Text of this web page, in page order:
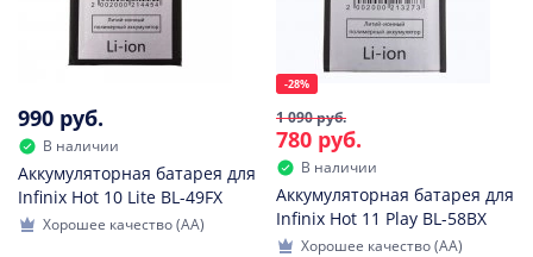
990 руб.
В наличии
Аккумуляторная батарея для
Infinix Hot 10 Lite BL-49FX
Хорошее качество (AA)
-28%
1 090 руб.
780 руб.
В наличии
Аккумуляторная батарея для
Infinix Hot 11 Play BL-58BX
Хорошее качество (AA)